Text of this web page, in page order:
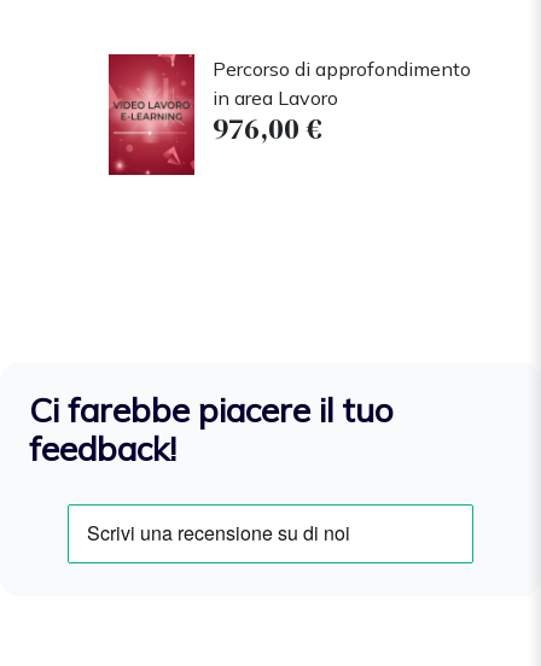
Percorso di approfondimento
in area Lavoro
976,00 €
Ci farebbe piacere il tuo
feedback!